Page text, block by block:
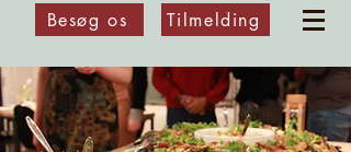
Besøg os Tilmelding